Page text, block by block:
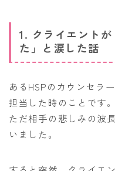
1. クライエント
た」と涙した話
あるHSPのカウンセラ
担当した時のことです
ただ相手の悲しみの波
いました。